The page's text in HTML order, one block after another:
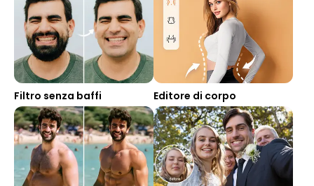
Filtro senza baffi Editore di corpo